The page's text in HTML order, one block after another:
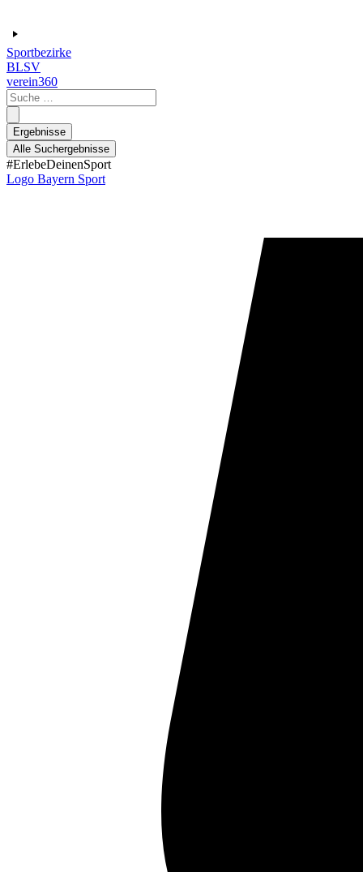
Sportbezirke
BLSV
verein360
Search
...
Ergebnisse
Alle Suchergebnisse
#ErlebeDeinenSport
Logo Bayern Sport